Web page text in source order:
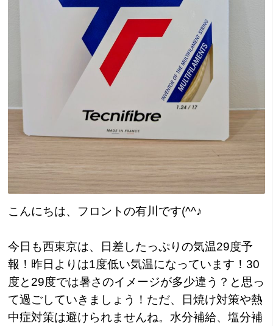
こんにちは、フロントの有川です(^^♪
今日も西東京は、日差したっぷりの気温29度予
報！昨日よりは1度低い気温になっています！30
度と29度では暑さのイメージが多少違う？と思っ
て過ごしていきましょう！ただ、日焼け対策や熱
中症対策は避けられませんね。水分補給、塩分補